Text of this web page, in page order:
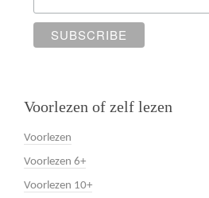
Voorlezen of zelf lezen
Voorlezen
Voorlezen 6+
Voorlezen 10+